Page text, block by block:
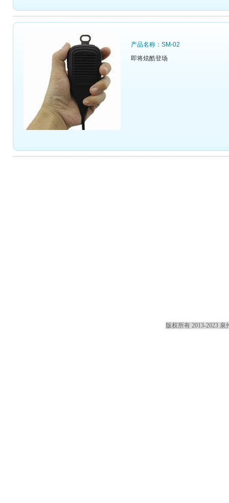
产品名称：SM-02
即将炫酷登场
版权所有 2013-2023 泉